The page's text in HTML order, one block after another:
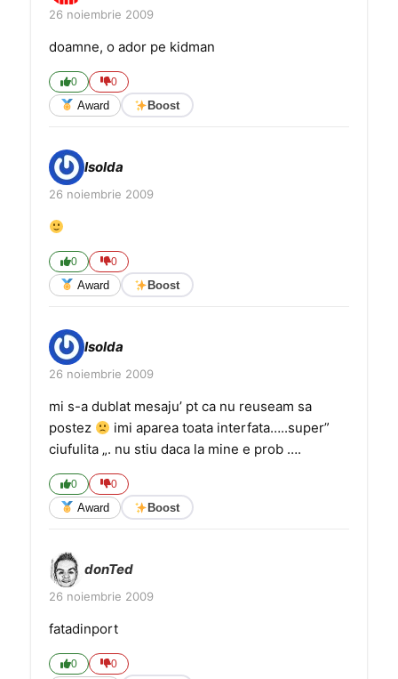
26 noiembrie 2009
doamne, o ador pe kidman
0 0
Award Boost
Isolda
26 noiembrie 2009
0 0
Award Boost
Isolda
26 noiembrie 2009
mi s-a dublat mesaju’ pt ca nu reuseam sa
postez
imi aparea toata interfata…..super”
ciufulita „. nu stiu daca la mine e prob ….
0 0
Award Boost
donTed
26 noiembrie 2009
fatadinport
0 0